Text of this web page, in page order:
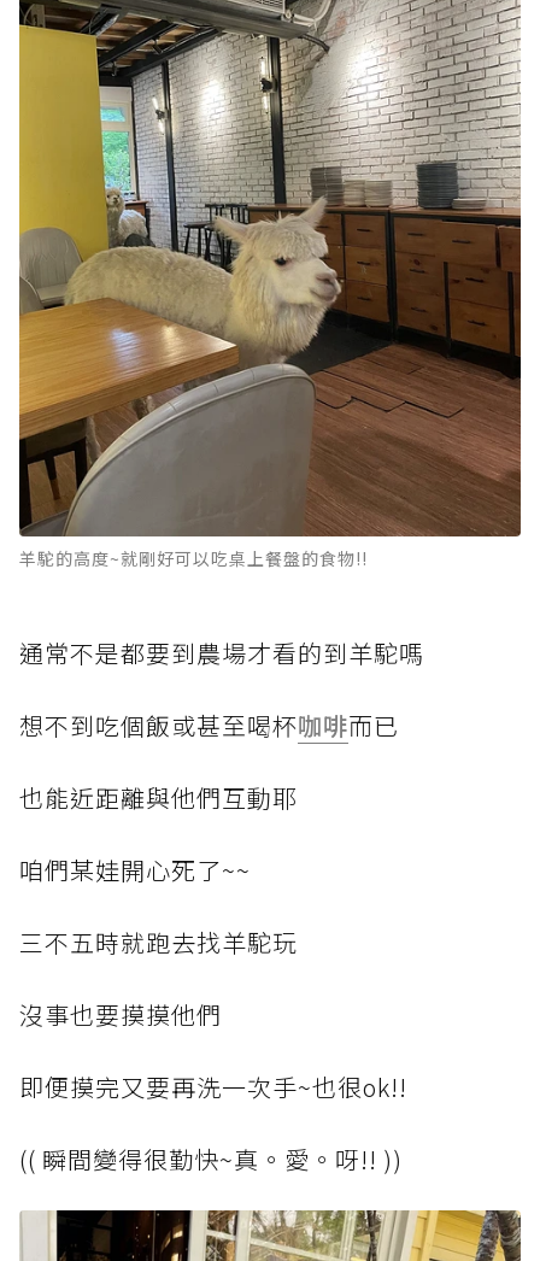
羊駝的高度~就剛好可以吃桌上餐盤的食物!!
通常不是都要到農場才看的到羊駝嗎
想不到吃個飯或甚至喝杯咖啡而已
也能近距離與他們互動耶
咱們某娃開心死了~~
三不五時就跑去找羊駝玩
沒事也要摸摸他們
即便摸完又要再洗一次手~也很ok!!
(( 瞬間變得很勤快~真。愛。呀!! ))